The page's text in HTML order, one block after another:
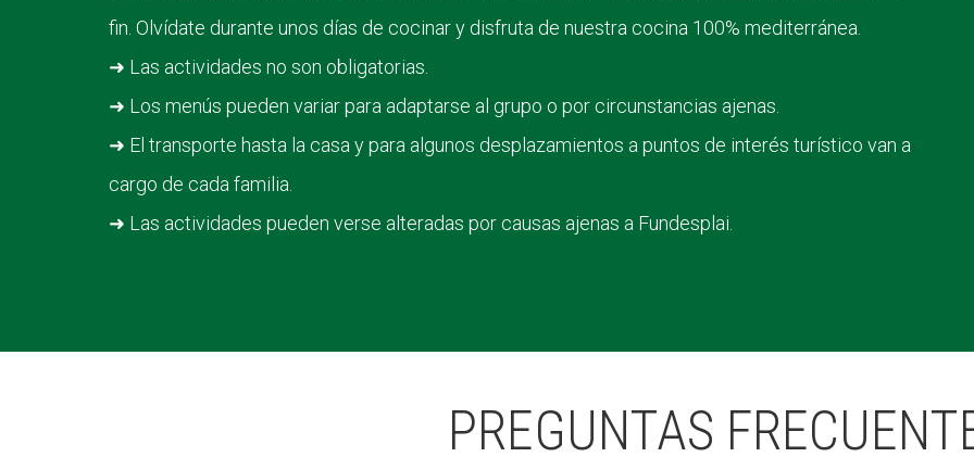
fin. Olvídate durante unos días de cocinar y disfruta de nuestra cocina 100% mediterránea.
➜ Las actividades no son obligatorias.
➜ Los menús pueden variar para adaptarse al grupo o por circunstancias ajenas.
➜ El transporte hasta la casa y para algunos desplazamientos a puntos de interés turístico van a
cargo de cada familia.
➜ Las actividades pueden verse alteradas por causas ajenas a Fundesplai.
PREGUNTAS